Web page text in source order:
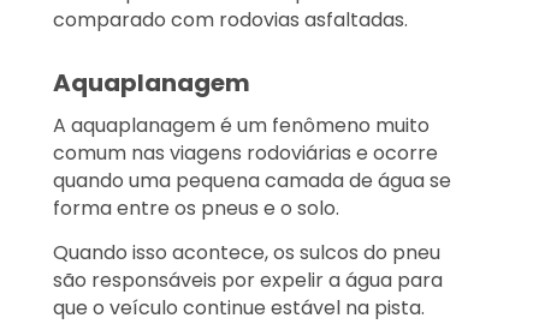
comparado com rodovias asfaltadas.
Aquaplanagem
A aquaplanagem é um fenômeno muito
comum nas viagens rodoviárias e ocorre
quando uma pequena camada de água se
forma entre os pneus e o solo.
Quando isso acontece, os sulcos do pneu
são responsáveis por expelir a água para
que o veículo continue estável na pista.